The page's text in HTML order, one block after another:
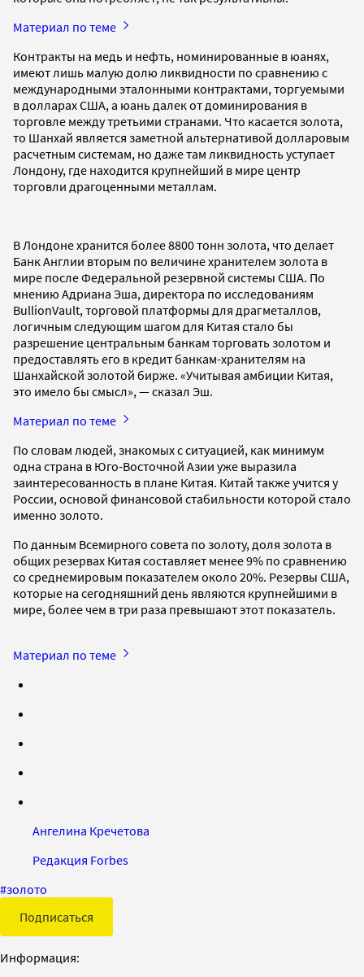
Материал по теме
Контракты на медь и нефть, номинированные в юанях,
имеют лишь малую долю ликвидности по сравнению с
международными эталонными контрактами, торгуемыми
в долларах США, а юань далек от доминирования в
торговле между третьими странами. Что касается золота,
то Шанхай является заметной альтернативой долларовым
расчетным системам, но даже там ликвидность уступает
Лондону, где находится крупнейший в мире центр
торговли драгоценными металлам.
В Лондоне хранится более 8800 тонн золота, что делает
Банк Англии вторым по величине хранителем золота в
мире после Федеральной резервной системы США. По
мнению Адриана Эша, директора по исследованиям
BullionVault, торговой платформы для драгметаллов,
логичным следующим шагом для Китая стало бы
разрешение центральным банкам торговать золотом и
предоставлять его в кредит банкам-хранителям на
Шанхайской золотой бирже. «Учитывая амбиции Китая,
это имело бы смысл», — сказал Эш.
Материал по теме
По словам людей, знакомых с ситуацией, как минимум
одна страна в Юго-Восточной Азии уже выразила
заинтересованность в плане Китая. Китай также учится у
России, основой финансовой стабильности которой стало
именно золото.
По данным Всемирного совета по золоту, доля золота в
общих резервах Китая составляет менее 9% по сравнению
со среднемировым показателем около 20%. Резервы США,
которые на сегодняшний день являются крупнейшими в
мире, более чем в три раза превышают этот показатель.
Материал по теме
Ангелина Кречетова
Редакция Forbes
#золото
Подписаться
Информация: